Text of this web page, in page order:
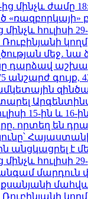
մինչև ժամը
մինչև հուլիսի
մեջ․ նա
գույք,
15-ին և 16-ին
որտեղ են
է
մինչև հուլիսի